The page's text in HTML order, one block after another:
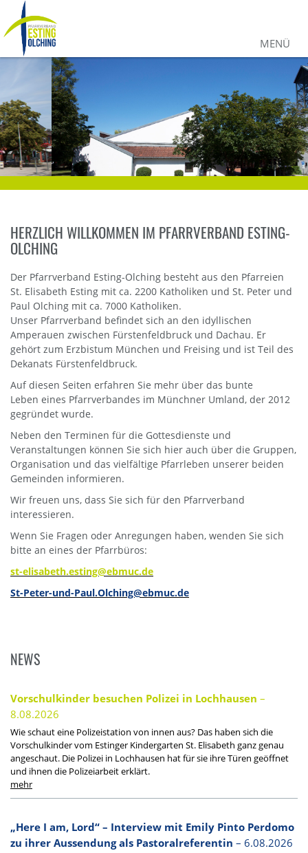
MENÜ
HERZLICH WILLKOMMEN IM PFARRVERBAND ESTING-
OLCHING
Der Pfarrverband Esting-Olching besteht aus den Pfarreien
St. Elisabeth Esting mit ca. 2200 Katholiken und St. Peter und
Paul Olching mit ca. 7000 Katholiken.
Unser Pfarrverband befindet sich an den idyllischen
Amperauen zwischen Fürstenfeldbruck und Dachau. Er
gehört zum Erzbistum München und Freising und ist Teil des
Dekanats Fürstenfeldbruck.
Auf diesen Seiten erfahren Sie mehr über das bunte
Leben eines Pfarrverbandes im Münchner Umland, der 2012
gegründet wurde.
Neben den Terminen für die Gottesdienste und
Veranstaltungen können Sie sich hier auch über die Gruppen,
Organisation und das vielfältige Pfarrleben unserer beiden
Gemeinden informieren.
Wir freuen uns, dass Sie sich für den Pfarrverband
interessieren.
Wenn Sie Fragen oder Anregungen haben, wenden Sie sich
bitte an eines der Pfarrbüros:
st-elisabeth.esting@ebmuc.de
St-Peter-und-Paul.Olching@ebmuc.de
NEWS
Vorschulkinder besuchen Polizei in Lochhausen –
8.08.2026
Wie schaut eine Polizeistation von innen aus? Das haben sich die
Vorschulkinder vom Estinger Kindergarten St. Elisabeth ganz genau
angeschaut. Die Polizei in Lochhausen hat für sie ihre Türen geöffnet
und ihnen die Polizeiarbeit erklärt.
„Here I am, Lord“ – Interview mit Emily Pinto Perdomo
zu ihrer Aussendung als Pastoralreferentin – 6.08.2026